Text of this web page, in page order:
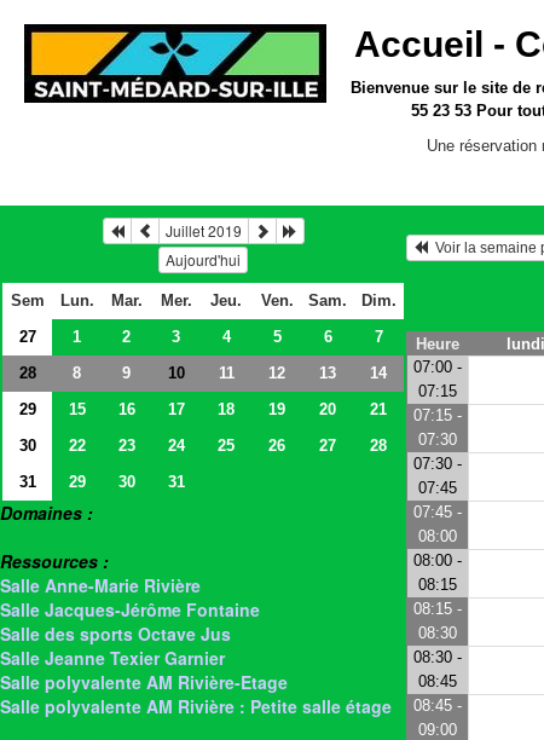
Accueil -
Bienvenue sur le sitede
55 23 53 Pour
Une
Juillet 2019
Aujourd'hui
Sem Lun. Mar. Mer. Jeu. Ven. Sam.
Dim.
27
1 2 3 4 5 6
7
28
8 9 10 11 12 13
14
29
15 16 17 18 19 20
21
30
22 23 24 25 26 27
28
31
29 30 31
Domaines :
Ressources :
Salle Anne-Marie Rivière
Salle Jacques-Jérôme Fontaine
Salle des sports Octave Jus
Salle Jeanne Texier Garnier
Salle polyvalente AM Rivière-Etage
Salle polyvalente AM Rivière : Petite salle étage
Voir la
Heure
07:00 -
07:15
07:15 -
07:30
07:30 -
07:45
07:45 -
08:00
08:00 -
08:15
08:15 -
08:30
08:30 -
08:45
08:45 -
09:00